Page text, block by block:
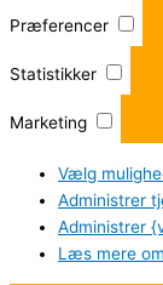
Præferencer
Statistikker
Marketing
Vælg
Administrer
Administrer
Læs mere